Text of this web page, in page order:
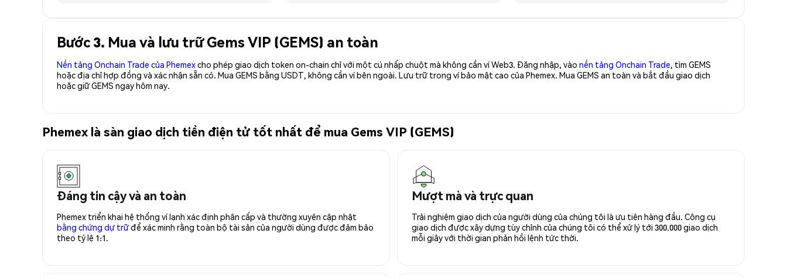
Bước 3. Mua và lưu trữ Gems VIP (GEMS) an toàn
Nền tảng Onchain Trade của Phemexcho phép giao dịch token on-chain chỉ với một cú nhấp chuột mà không cần ví Web3. Đăng nhập, vào nền tảng Onchain Trade, tìm GEMS
hoặc địa chỉ hợp đồng và xác nhận sẵn có. Mua GEMS bằng USDT, không cần ví bên ngoài. Lưu trữ trong ví bảo mật cao của Phemex. Mua GEMS an toàn và bắt đầu giao dịch
hoặc giữ GEMS ngay hôm nay.
Phemex là sàn giao dịch tiền điện tử tốt nhất để mua Gems VIP (GEMS)
Đáng tin cậy và an toàn
Phemex triển khai hệ thống ví lạnh xác định phân cấp và thường xuyên cập nhật
bằng chứng dự trữđể xác minh rằng toàn bộ tài sản của người dùng được đảm bảo
theo tỷ lệ 1:1.
Mượt mà và trực quan
Trải nghiệm giao dịch của người dùng của chúng tôi là ưu tiên hàng đầu. Công cụ
giao dịch được xây dựng tùy chỉnh của chúng tôi có thể xử lý tới 300.000 giao dịch
mỗi giây với thời gian phản hồi lệnh tức thời.